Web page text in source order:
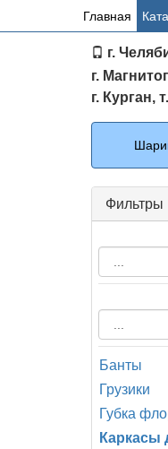
Основное
Главная
г.
г.
г. Курган,
Фильтры
Банты
Бант
Грузики
Губка
Каркасы